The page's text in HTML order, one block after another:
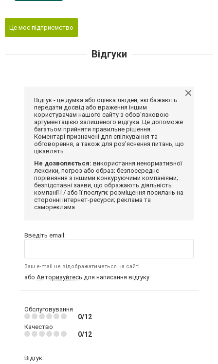
Це моє підприємство
Відгуки
Відгук - це думка або оцінка людей, які бажають
передати досвід або враження іншим
користувачам нашого сайту з обов'язковою
аргументацією залишеного відгука. Це допоможе
багатьом прийняти правильне рішення.
Коментарі призначені для спілкування та
обговорення, а також для роз'яснення питань, що
цікавлять.
Не дозволяється: використання ненормативної
лексики, погроз або образ; безпосереднє
порівняння з іншими конкуруючими компаніями;
безпідставні заяви, що ображають діяльність
компанії і / або її послуги; розміщення посилань на
сторонні інтернет-ресурси; реклама та
самореклама.
Введіть email:
Ваш e-mail не відображатиметься на сайті
або Авторизуйтесь для написання відгуку
Обслуговування
0/12
Качество
0/12
Відгук: